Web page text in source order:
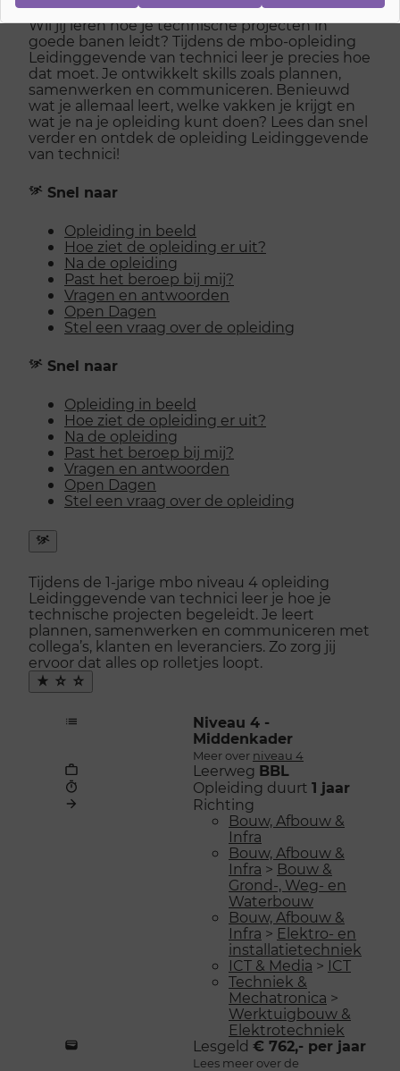
Wil jij leren hoe je technische projecten in
goede banen leidt? Tijdens de mbo-opleiding
Leidinggevende van technici leer je precies hoe
dat moet. Je ontwikkelt skills zoals plannen,
samenwerken en communiceren. Benieuwd
wat je allemaal leert, welke vakken je krijgt en
wat je na je opleiding kunt doen? Lees dan snel
verder en ontdek de opleiding Leidinggevende
van technici!
Snel naar
Opleiding in beeld
Hoe ziet de opleiding er uit?
Na de opleiding
Past het beroep bij mij?
Vragen en antwoorden
Open Dagen
Stel een vraag over de opleiding
Snel naar
Opleiding in beeld
Hoe ziet de opleiding er uit?
Na de opleiding
Past het beroep bij mij?
Vragen en antwoorden
Open Dagen
Stel een vraag over de opleiding
Snel
naar
menu
openen
Tijdens de 1-jarige mbo niveau 4 opleiding
Leidinggevende van technici leer je hoe je
technische projecten begeleidt. Je leert
plannen, samenwerken en communiceren met
collega’s, klanten en leveranciers. Zo zorg jij
ervoor dat alles op rolletjes loopt.
Maak
favoriet
Niveau 4 -
Middenkader
Meer over niveau 4
Leerweg BBL
Opleiding duurt 1 jaar
Richting
Bouw, Afbouw &
Infra
Bouw, Afbouw &
Infra > Bouw &
Grond-, Weg- en
Waterbouw
Bouw, Afbouw &
Infra > Elektro- en
installatietechniek
ICT & Media > ICT
Techniek &
Mechatronica >
Werktuigbouw &
Elektrotechniek
Lesgeld € 762,- per jaar
Lees meer over de